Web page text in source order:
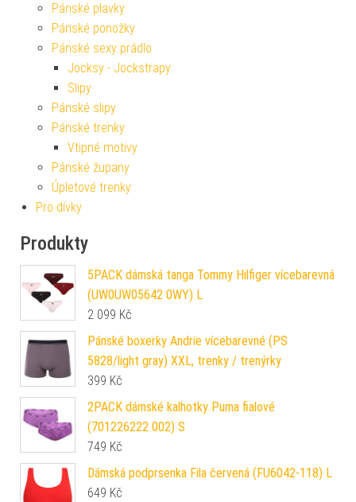
Pánské plavky
Pánské ponožky
Pánské sexy prádlo
Jocksy - Jockstrapy
Slipy
Pánské slipy
Pánské trenky
Vtipné motivy
Pánské župany
Úpletové trenky
Pro dívky
Produkty
5PACK dámská tanga Tommy Hilfiger vícebarevná
(UW0UW05642 0WY) L
2 099 Kč
Pánské boxerky Andrie vícebarevné (PS
5828/light gray) XXL, trenky / trenýrky
399 Kč
2PACK dámské kalhotky Puma fialové
(701226222 002) S
749 Kč
Dámská podprsenka Fila červená (FU6042-118) L
649 Kč